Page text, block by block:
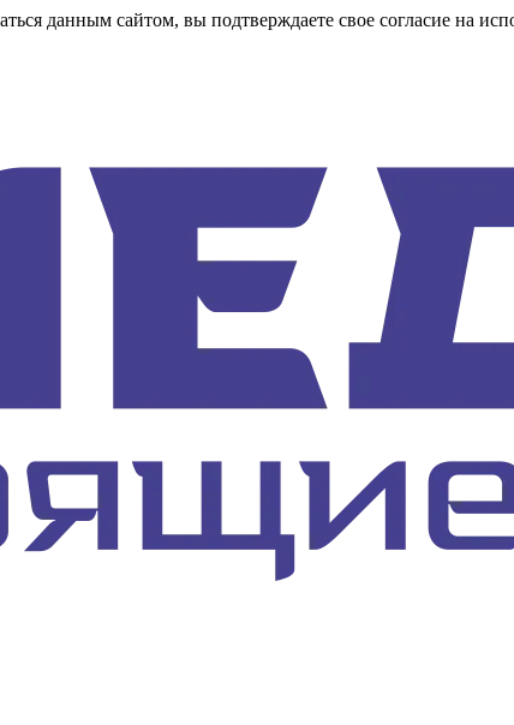
данным сайтом, вы подтверждаете свое согласие на